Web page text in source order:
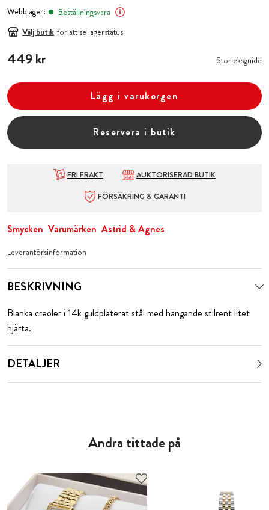
Webblager:
Beställningsvara
Välj butik för att se lagerstatus
Pris:449 kr
449 kr Storleksguide
Lägg i varukorgen
Reservera i butik
FRI FRAKT
AUKTORISERAD BUTIK
FÖRSÄKRING & GARANTI
Smycken Varumärken Astrid & Agnes
Leverantörsinformation
BESKRIVNING
Blanka creoler i 14k guldpläterat stål med hängande stilrent litet
hjärta.
DETALJER
Andra tittade på